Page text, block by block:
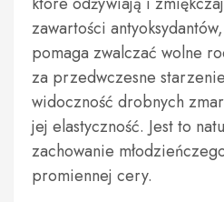
zawartości
pomaga zwalczać wolne
za przedwczesne
widoczność drobnych
jej elastyczność. Jest to
zachowanie
promiennej cery.